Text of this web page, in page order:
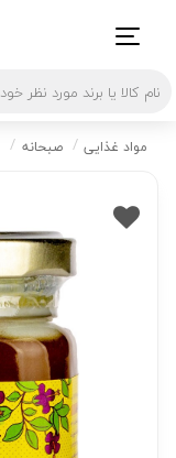
مواد غذایی صبحانه